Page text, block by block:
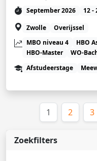
Zoekfilters
September 2026 12 -
Zwolle
Overijssel
MBO niveau 4
HBO
HBO-Master
WO-
Afstudeerstage
1 (huidige)
2 3